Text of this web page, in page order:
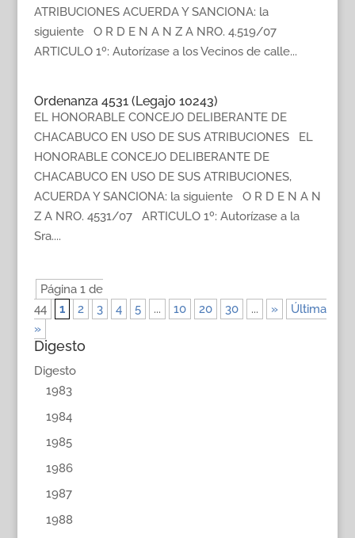
ATRIBUCIONES ACUERDA Y SANCIONA: la
siguiente O R D E N A N Z A NRO. 4.519/07
ARTICULO 1º: Autorízase a los Vecinos de calle...
Ordenanza 4531 (Legajo 10243)
EL HONORABLE CONCEJO DELIBERANTE DE
CHACABUCO EN USO DE SUS ATRIBUCIONES EL
HONORABLE CONCEJO DELIBERANTE DE
CHACABUCO EN USO DE SUS ATRIBUCIONES,
ACUERDA Y SANCIONA: la siguiente O R D E N A N
Z A NRO. 4531/07 ARTICULO 1º: Autorízase a la
Sra....
Página 1 de
44
1 2 3 4 5 ... 10 20 30 ... »
Última
»
Digesto
Digesto
1983
1984
1985
1986
1987
1988